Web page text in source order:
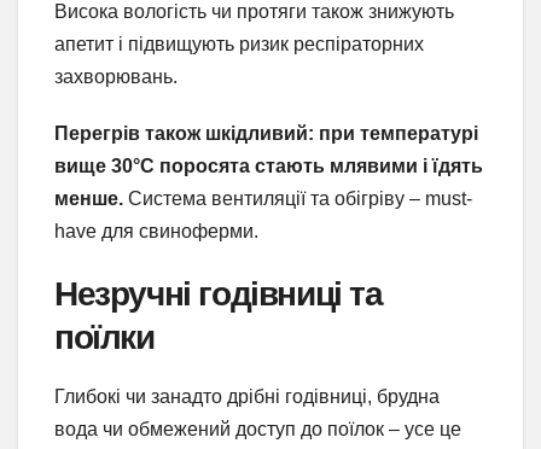
Висока вологість чи протяги також знижують
апетит і підвищують ризик респіраторних
захворювань.
Перегрів також шкідливий: при температурі
вище 30°C поросята стають млявими і їдять
менше. Система вентиляції та обігріву – must-
have для свиноферми.
Незручні годівниці та
поїлки
Глибокі чи занадто дрібні годівниці, брудна
вода чи обмежений доступ до поїлок – усе це